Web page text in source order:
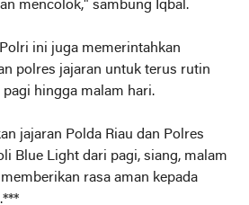
mencolok," sambung Iqbal.
ini juga memerintahkan
polres jajaran untuk terus rutin
hingga malam hari.
jajaran Polda Riau dan Polres
Blue Light dari pagi, siang, malam
rasa aman kepada